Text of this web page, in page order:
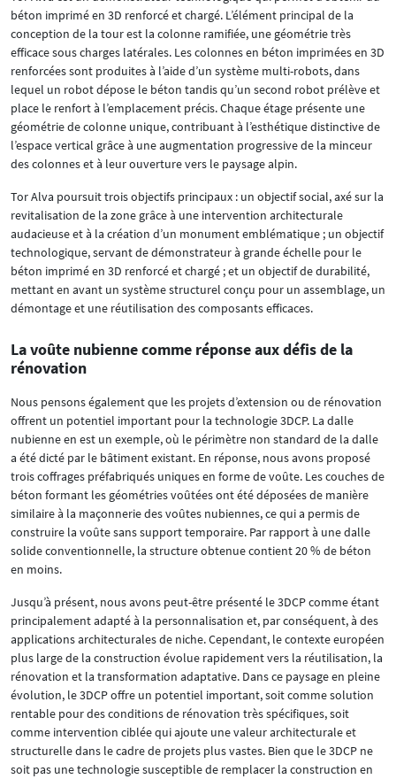
béton imprimé en 3D renforcé et chargé. L’élément principal de la
conception de la tour est la colonne ramifiée, une géométrie très
efficace sous charges latérales. Les colonnes en béton imprimées en 3D
renforcées sont produites à l’aide d’un système multi-robots, dans
lequel un robot dépose le béton tandis qu’un second robot prélève et
place le renfort à l’emplacement précis. Chaque étage présente une
géométrie de colonne unique, contribuant à l’esthétique distinctive de
l’espace vertical grâce à une augmentation progressive de la minceur
des colonnes et à leur ouverture vers le paysage alpin.
Tor Alva poursuit trois objectifs principaux : un objectif social, axé sur la
revitalisation de la zone grâce à une intervention architecturale
audacieuse et à la création d’un monument emblématique ; un objectif
technologique, servant de démonstrateur à grande échelle pour le
béton imprimé en 3D renforcé et chargé ; et un objectif de durabilité,
mettant en avant un système structurel conçu pour un assemblage, un
démontage et une réutilisation des composants efficaces.
La voûte nubienne comme réponse aux défis de la
rénovation
Nous pensons également que les projets d’extension ou de rénovation
offrent un potentiel important pour la technologie 3DCP. La dalle
nubienne en est un exemple, où le périmètre non standard de la dalle
a été dicté par le bâtiment existant. En réponse, nous avons proposé
trois coffrages préfabriqués uniques en forme de voûte. Les couches de
béton formant les géométries voûtées ont été déposées de manière
similaire à la maçonnerie des voûtes nubiennes, ce qui a permis de
construire la voûte sans support temporaire. Par rapport à une dalle
solide conventionnelle, la structure obtenue contient 20 % de béton
en moins.
Jusqu’à présent, nous avons peut-être présenté le 3DCP comme étant
principalement adapté à la personnalisation et, par conséquent, à des
applications architecturales de niche. Cependant, le contexte européen
plus large de la construction évolue rapidement vers la réutilisation, la
rénovation et la transformation adaptative. Dans ce paysage en pleine
évolution, le 3DCP offre un potentiel important, soit comme solution
rentable pour des conditions de rénovation très spécifiques, soit
comme intervention ciblée qui ajoute une valeur architecturale et
structurelle dans le cadre de projets plus vastes. Bien que le 3DCP ne
soit pas une technologie susceptible de remplacer la construction en